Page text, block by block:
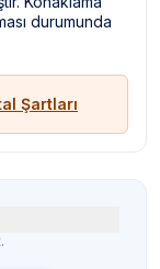
durumunda
Şartları